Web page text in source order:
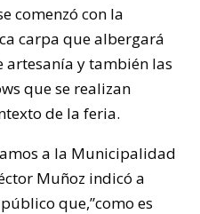
comenzó con la
carpa que albergará
artesanía y también las
que se realizan
de la feria.
a la Municipalidad
Muñoz indicó a
que,”como es